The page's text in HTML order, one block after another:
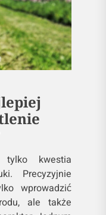
kwestia
Precyzyjnie
wprowadzić
ale także